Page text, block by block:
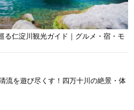
る仁淀川観光ガイド｜グルメ・宿・モ
流を遊び尽くす！四万十川の絶景・体